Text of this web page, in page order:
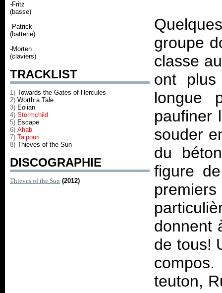
-Fritz
(basse)
-Patrick
(batterie)
-Morten
(claviers)
TRACKLIST
1) Towards the Gates of Hercules
2) Worth a Tale
3) Eolian
4) Stormchild
5) Escape
6) Ahab
7) Taipouri
8) Thieves of the Sun
DISCOGRAPHIE
Thieves of the Sun (2012)
groupe
classe
ont plus
longue
paufiner
souder
du
figure
donnent
de tous!
teuton,